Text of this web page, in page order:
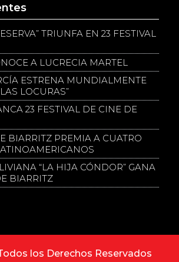
TRIUNFA EN 23 FESTIVAL
A LUCRECIA MARTEL
ESTRENA MUNDIALMENTE
LOCURAS”
23 FESTIVAL DE CINE DE
BIARRITZ PREMIA A CUATRO
“LA HIJA CÓNDOR” GANA
BIARRITZ
los Derechos Reservados